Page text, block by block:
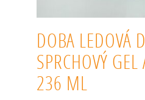
DOBA LEDOVÁ
SPRCHOVÝ
236 ML